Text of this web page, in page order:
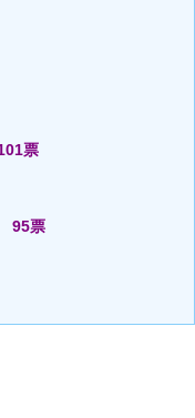
票
95票